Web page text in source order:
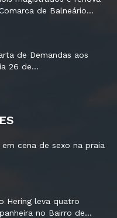
de Balneário...
de Demandas aos
26 de...
cena de sexo na praia
Hering leva quatro
no Bairro de...